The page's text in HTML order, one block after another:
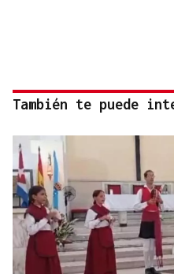
También te puede